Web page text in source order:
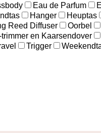
Eau de Parfum
Hanger Heuptas
Reed Diffuser Oorbel
trimmer en Kaarsendover
Trigger